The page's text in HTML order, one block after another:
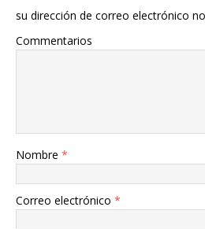
su dirección de correo electrónico
Commentarios
Nombre *
Correo electrónico *